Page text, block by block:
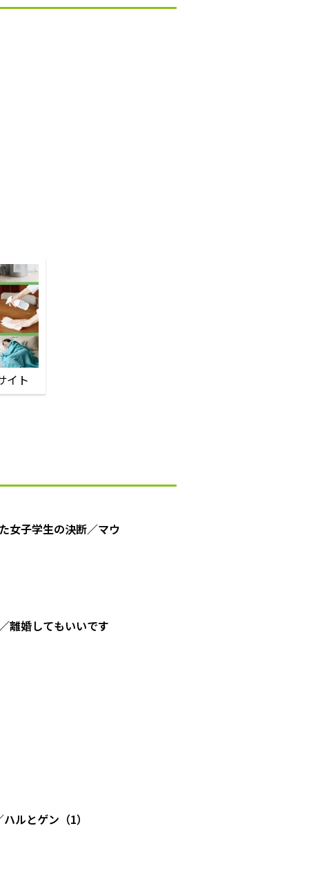
イト
女子学生の決断／マウ
離婚してもいいです
ルとゲン（1）